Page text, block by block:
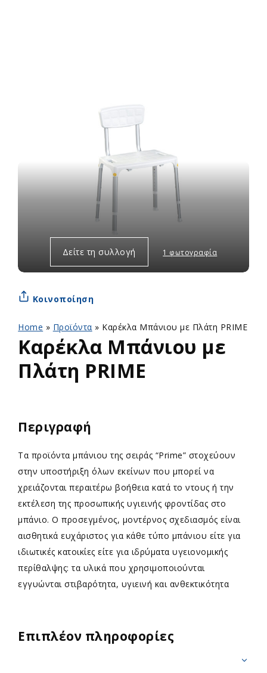
Δείτε τη συλλογή 1 φωτογραφία
Home » Προϊόντα » Καρέκλα Μπάνιου με Πλάτη PRIME
Καρέκλα Μπάνιου με
Πλάτη PRIME
Κοινοποίηση
Περιγραφή
Tα προϊόντα μπάνιου της σειράς “Prime” στοχεύουν
στην υποστήριξη όλων εκείνων που μπορεί να
χρειάζονται περαιτέρω βοήθεια κατά το ντους ή την
εκτέλεση της προσωπικής υγιεινής φροντίδας στο
μπάνιο. Ο προσεγμένος, μοντέρνος σχεδιασμός είναι
αισθητικά ευχάριστος για κάθε τύπο μπάνιου είτε για
ιδιωτικές κατοικίες είτε για ιδρύματα υγειονομικής
περίθαλψης: τα υλικά που χρησιμοποιούνται
εγγυώνται στιβαρότητα, υγιεινή και ανθεκτικότητα
Επιπλέον πληροφορίες